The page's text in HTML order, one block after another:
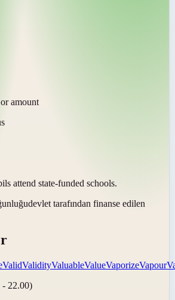
amount
attend state-funded schools.
devlet tarafından finanse edilen
ValidValidityValuableValueVaporizeVapour
22.00)